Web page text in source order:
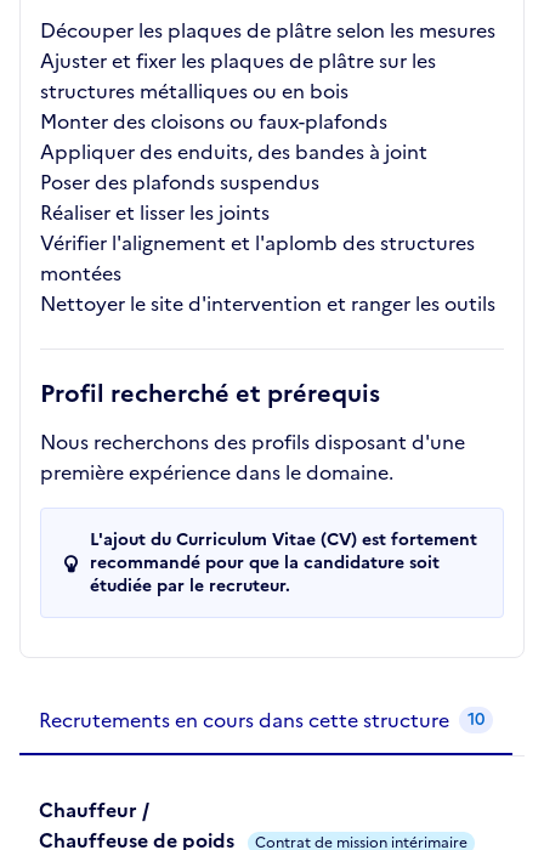
Découper les plaques de plâtre selon les mesures
Ajuster et fixer les plaques de plâtre sur les
structures métalliques ou en bois
Monter des cloisons ou faux-plafonds
Appliquer des enduits, des bandes à joint
Poser des plafonds suspendus
Réaliser et lisser les joints
Vérifier l'alignement et l'aplomb des structures
montées
Nettoyer le site d'intervention et ranger les outils
Profil recherché et prérequis
Nous recherchons des profils disposant d'une
première expérience dans le domaine.
L'ajout du Curriculum Vitae (CV) est fortement
recommandé pour que la candidature soit
étudiée par le recruteur.
Recrutements en cours dans cette structure 10
Chauffeur /
Chauffeuse de poids
Contrat de mission intérimaire